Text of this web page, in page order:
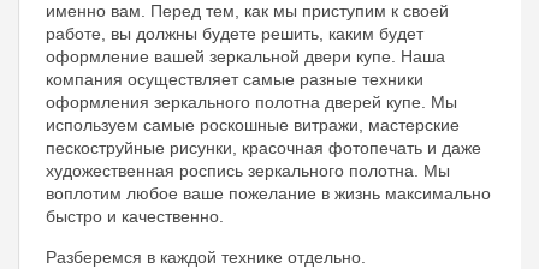
именно вам. Перед тем, как мы приступим к своей
работе, вы должны будете решить, каким будет
оформление вашей зеркальной двери купе. Наша
компания осуществляет самые разные техники
оформления зеркального полотна дверей купе. Мы
используем самые роскошные витражи, мастерские
пескоструйные рисунки, красочная фотопечать и даже
художественная роспись зеркального полотна. Мы
воплотим любое ваше пожелание в жизнь максимально
быстро и качественно.
Разберемся в каждой технике отдельно.